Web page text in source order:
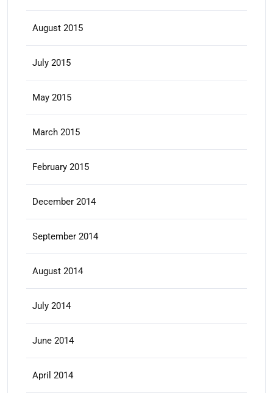
August 2015
July 2015
May 2015
March 2015
February 2015
December 2014
September 2014
August 2014
July 2014
June 2014
April 2014